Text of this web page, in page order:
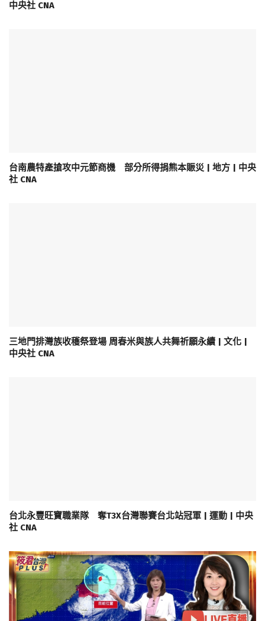
中央社 CNA
台南農特產搶攻中元節商機 部分所得捐熊本賑災 | 地方 | 中央
社 CNA
三地門排灣族收穫祭登場 周春米與族人共舞祈願永續 | 文化 |
中央社 CNA
台北永豐旺寶職業隊 奪T3X台灣聯賽台北站冠軍 | 運動 | 中央
社 CNA